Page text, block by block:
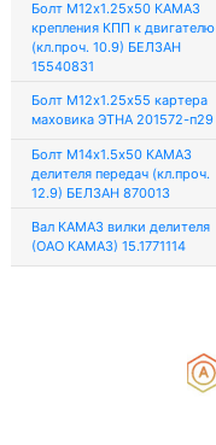
Болт М12х1.25х50 КАМАЗ
крепления КПП к двигателю
(кл.проч. 10.9) БЕЛЗАН
15540831
Болт М12х1.25х55 картера
маховика ЭТНА 201572-п29
Болт М14х1.5х50 КАМАЗ
делителя передач (кл.проч.
12.9) БЕЛЗАН 870013
Вал КАМАЗ вилки делителя
(ОАО КАМАЗ) 15.1771114